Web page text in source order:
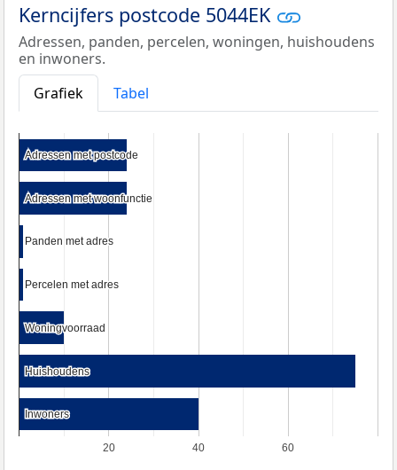
Kerncijfers postcode 5044EK
Adressen, panden, percelen, woningen, huishoudens
en inwoners.
Grafiek
Tabel
20 40 60
Adressen met postcode
Adressen met postcode
Adressen met woonfunctie
Adressen met woonfunctie
Panden met adres
Panden met adres
Percelen met adres
Percelen met adres
Woningvoorraad
Woningvoorraad
Huishoudens
Huishoudens
Inwoners
Inwoners